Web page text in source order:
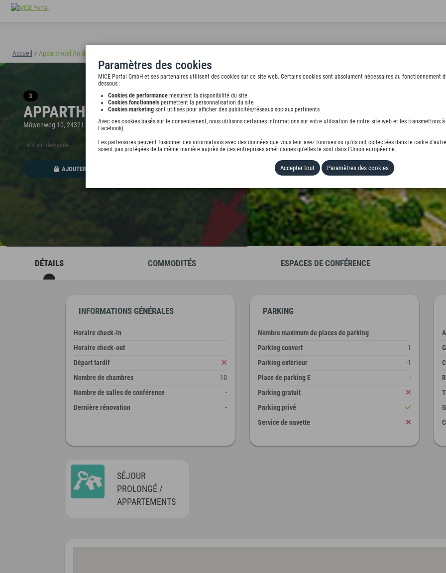
Paramètres des cookies
MICE Portal GmbH et ses partenaires utilisent des cookies sur ce site web. Certains cookies sont absolument nécessaires au fonctionnement
dessous :
Cookies de performance mesurent la disponibilité du site
Cookies fonctionnels permettent la personnalisation du site
Cookies marketing sont utilisés pour afficher des publicités/réseaux sociaux pertinents
Avec ces cookies basés sur le consentement, nous utilisons certaines informations sur votre utilisation de notre site web et les transmettons
Facebook).
Les partenaires peuvent fusionner ces informations avec des données que vous leur avez fournies ou qu'ils ont collectées dans le cadre
soient pas protégées de la même manière auprès de ces entreprises américaines qu'elles le sont dans l'Union européenne.
Accepter tout Paramètres des cookies
Accueil / Apparthotel An der Ostsee
3
APPARTHOTEL AN DER OSTSEE
Möwenweg 10, 24321 Hohwacht, undefined
Tarif sur demande
AJOUTER AU PORTEFEUILLE
DÉTAILS COMMODITÉS ESPACES DE CONFÉRENCE
INFORMATIONS GÉNÉRALES
Horaire check-in
-
Horaire check-out
-
Départ tardif
Nombre de chambres
10
Nombre de salles de conférence
-
Dernière rénovation
-
PARKING
Nombre maximum de places de parking
-
Parking couvert
-1
Parking extérieur
-1
Place de parking E
-
Parking gratuit
Parking privé
Service de navette
SÉJOUR
PROLONGÉ /
APPARTEMENTS